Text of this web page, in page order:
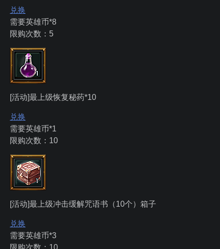
兑换
需要英雄币*8
限购次数：5
[活动]最上级恢复秘药*10
兑换
需要英雄币*1
限购次数：10
[活动]最上级冲击缓解咒语书（10个）箱子
兑换
需要英雄币*3